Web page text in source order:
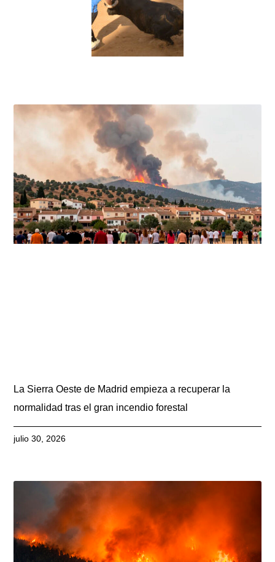
La Sierra Oeste de Madrid empieza a recuperar la
normalidad tras el gran incendio forestal
julio 30, 2026